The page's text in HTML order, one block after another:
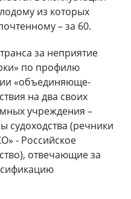
из которых
– за 60.
за неприятие
по профилю
«объединяюще-
на два своих
учреждения –
судоходства (речники
- Российское
отвечающие за